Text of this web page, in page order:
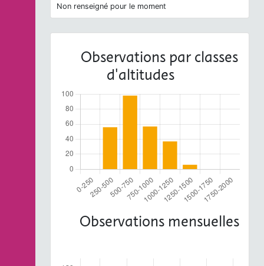
Non renseigné pour le moment
Observations par classes
d'altitudes
Observations mensuelles